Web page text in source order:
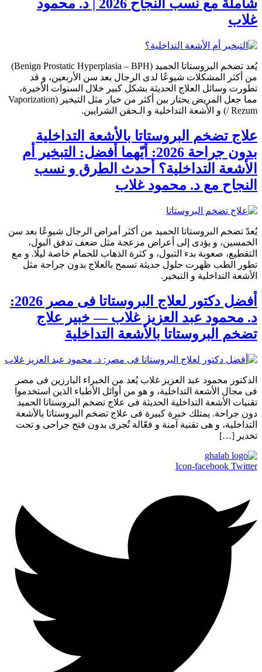
شاملة مع نسب النجاح 2026 | د. محمود
غلاب
يُعد تضخم البروستاتا الحميد (Benign Prostatic Hyperplasia – BPH)
من أكثر المشكلات شيوعًا لدى الرجال بعد سن الأربعين، و قد
تطورت وسائل العلاج الحديثة بشكل كبير خلال السنوات الأخيرة،
مما جعل المريض يحتار بين أكثر من خيار مثل التبخير (Vaporization
/ Rezum) و الأشعة التداخلية و الـحقن الشرايين.
علاج تضخم البروستاتا بالأشعة التداخلية
بدون جراحة 2026: أيّهما أفضل: التبخير أم
الأشعة التداخلية؟ أحدث الطرق و نسب
النجاح مع د. محمود غلاب
يُعدّ تضخم البروستاتا الحميد من أكثر أمراض الرجال شيوعًا بعد سن
الخمسين، و يؤدى إلى أعراض مزعجة مثل ضعف تدفق البول،
التقطيع، صعوبة بدء التبول، و كثرة الذهاب للحمام خاصة ليلًا. و مع
تطور الطب ظهرت حلول حديثة تسمح بالعلاج بدون جراحة مثل
الأشعة التداخلية و التبخير.
أفضل دكتور لعلاج البروستاتا فى مصر 2026:
د. محمود عبد العزيز غلاب — خبير علاج
تضخم البروستاتا بالأشعة التداخلية
الدكتور محمود عبد العزيز غلاب يُعد من الخبراء البارزين فى مصر
فى مجال الأشعة التداخلية، و هو من أوائل الأطباء الذين استخدموا
تقنيات الأشعة التداخلية الحديثة فى علاج تضخم البروستاتا الحميد
دون جراحة. يمتلك خبرة كبيرة فى علاج تضخم البروستاتا بالأشعة
التداخلية، و هى تقنية آمنة و فعّالة تُجرى بدون فتح جراحى و تحت
تخدير […]
Icon-facebook Twitter